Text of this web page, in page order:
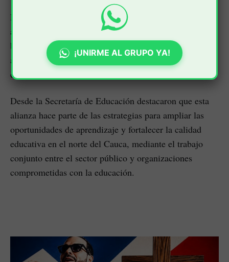
El programa busca fortalecer los procesos de
aprendizaje desde los primeros años de formación,
brindando herramientas que contribuyan al desarrollo
académico de los estudiantes y mejoren sus habilidades
en áreas fundamentales para su proceso educativo.
Desde la Secretaría de Educación destacaron que esta
alianza hace parte de las estrategias para ampliar las
oportunidades de aprendizaje y fortalecer la calidad
educativa en el norte del Cauca, mediante el trabajo
conjunto entre el sector público y organizaciones
comprometidas con la educación.
¡UNIRME AL GRUPO YA!